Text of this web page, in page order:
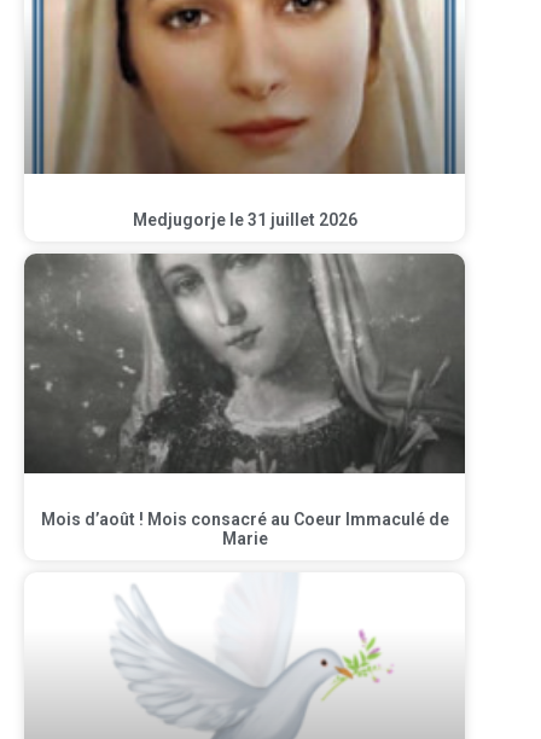
Medjugorje le 31 juillet 2026
Mois d’août ! Mois consacré au Coeur Immaculé de
Marie